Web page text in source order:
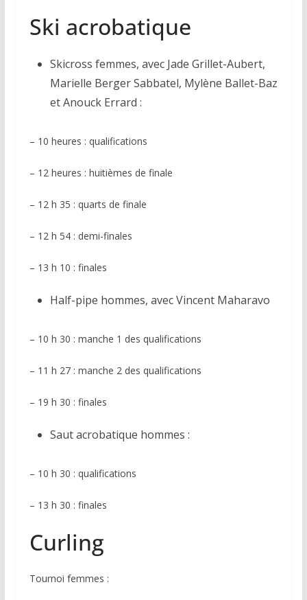
Ski acrobatique
Skicross femmes, avec Jade Grillet-Aubert,
Marielle Berger Sabbatel, Mylène Ballet-Baz
et Anouck Errard :
– 10 heures : qualifications
– 12 heures : huitièmes de finale
– 12 h 35 : quarts de finale
– 12 h 54 : demi-finales
– 13 h 10 : finales
Half-pipe hommes, avec Vincent Maharavo
– 10 h 30 : manche 1 des qualifications
– 11 h 27 : manche 2 des qualifications
– 19 h 30 : finales
Saut acrobatique hommes :
– 10 h 30 : qualifications
– 13 h 30 : finales
Curling
Tournoi femmes :